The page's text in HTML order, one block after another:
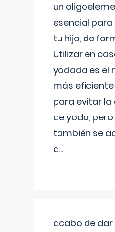
un
esencial para
tu hijo, de
Utilizar en
yodada es el
más
para evitar la
de yodo,
también se
a...
acabo de dar